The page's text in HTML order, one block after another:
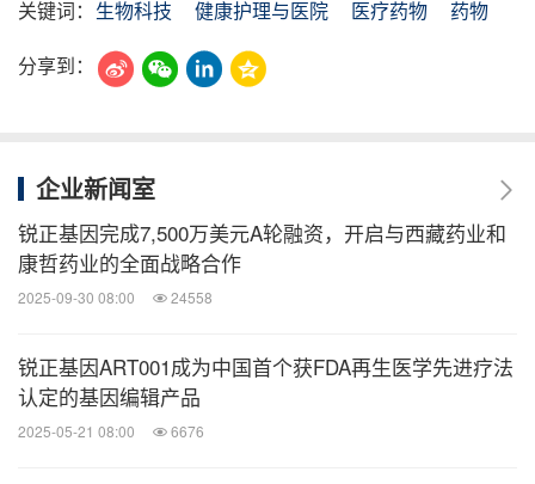
关键词： 生物科技 健康护理与医院 医疗药物
药物
分享到：
企业新闻室
锐正基因完成7,500万美元A轮融资，开启与西藏药业和
康哲药业的全面战略合作
2025-09-30 08:00 24558
锐正基因ART001成为中国首个获FDA再生医学先进疗法
认定的基因编辑产品
2025-05-21 08:00 6676